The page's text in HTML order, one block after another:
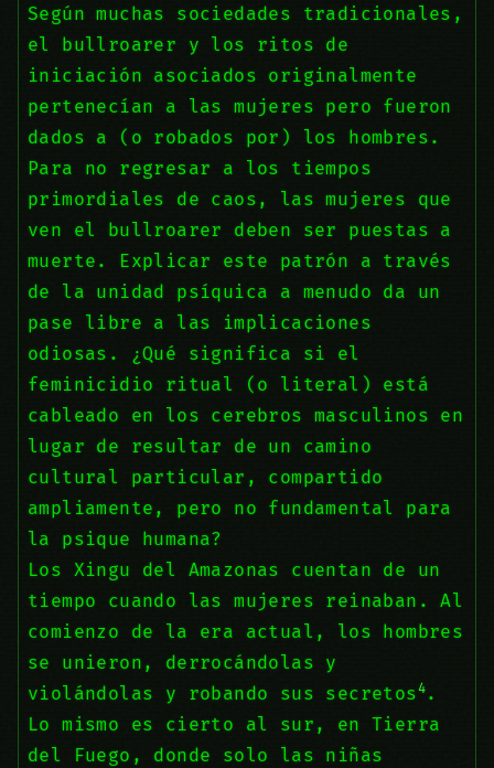
Según muchas sociedades tradicionales,
el bullroarer y los ritos de
iniciación asociados originalmente
pertenecían a las mujeres pero fueron
dados a (o robados por) los hombres.
Para no regresar a los tiempos
primordiales de caos, las mujeres que
ven el bullroarer deben ser puestas a
muerte. Explicar este patrón a través
de la unidad psíquica a menudo da un
pase libre a las implicaciones
odiosas. ¿Qué significa si el
feminicidio ritual (o literal) está
cableado en los cerebros masculinos en
lugar de resultar de un camino
cultural particular, compartido
ampliamente, pero no fundamental para
la psique humana?
Los Xingu del Amazonas cuentan de un
tiempo cuando las mujeres reinaban. Al
comienzo de la era actual, los hombres
se unieron, derrocándolas y
violándolas y robando sus secretos4 .
Lo mismo es cierto al sur, en Tierra
del Fuego, donde solo las niñas